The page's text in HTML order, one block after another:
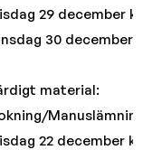
29 december kl.
30 december
material:
22 december kl.